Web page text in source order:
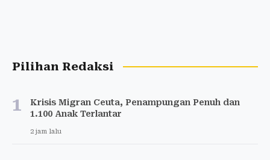
Pilihan Redaksi
1
Krisis Migran Ceuta, Penampungan Penuh dan
1.100 Anak Terlantar
2 jam lalu